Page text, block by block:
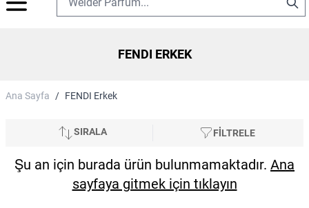
FENDI ERKEK
Ana Sayfa / FENDI Erkek
SIRALA FİLTRELE
Şu an için burada ürün bulunmamaktadır. Ana
sayfaya gitmek için tıklayın